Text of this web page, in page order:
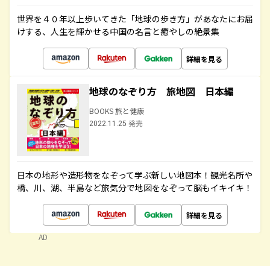
世界を４０年以上歩いてきた「地球の歩き方」があなたにお届
けする、人生を輝かせる中国の名言と癒やしの絶景集
詳細を見る
地球のなぞり方 旅地図 日本編
BOOKS 旅と健康
2022.11.25 発売
日本の地形や造形物をなぞって学ぶ新しい地図本！観光名所や
橋、川、湖、半島など旅気分で地図をなぞって脳もイキイキ！
詳細を見る
AD